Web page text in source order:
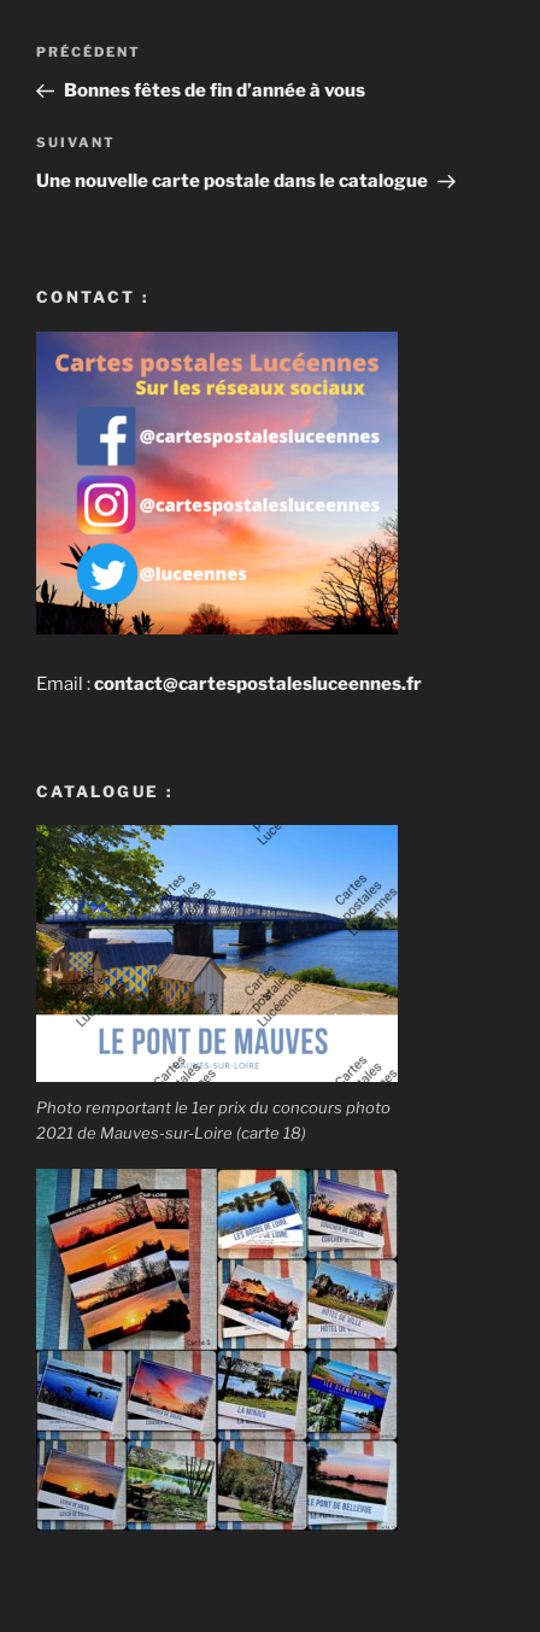
Navigation
l’article
Article
précédent
PRÉCÉDENT
Bonnes fêtes de fin d’année à vous
Article
suivant
SUIVANT
Une nouvelle carte postale dans le catalogue
CONTACT :
Email :contact@cartespostalesluceennes.fr
CATALOGUE :
Photo remportant le 1er prix du concours photo
2021 de Mauves-sur-Loire (carte 18)